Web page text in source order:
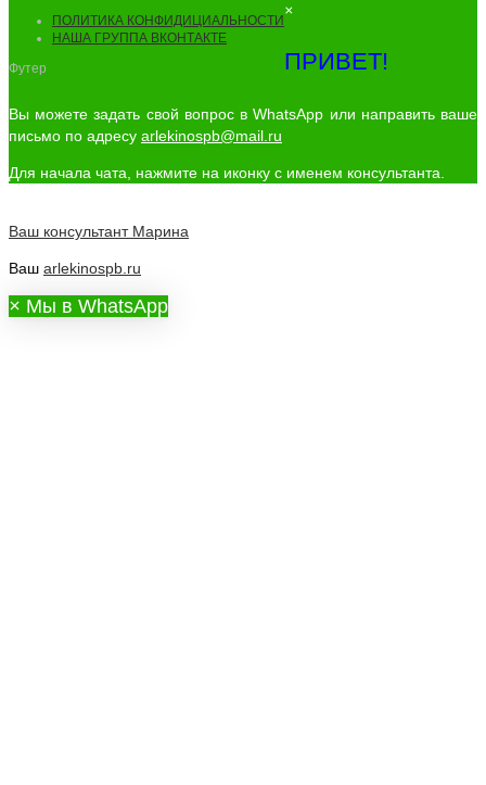
ПОЛИТИКА КОНФИДИЦИАЛЬНОСТИ
НАША ГРУППА ВКОНТАКТЕ
Футер
×
ПРИВЕТ!
Вы можете задать свой вопрос в WhatsApp или направить ваше
письмо по адресу arlekinospb@mail.ru
Для начала чата, нажмите на иконку с именем консультанта.
Ваш консультант Марина
Ваш arlekinospb.ru
× Мы в WhatsApp